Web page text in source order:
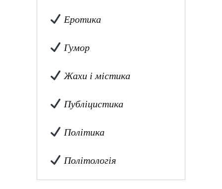
Еротика
Гумор
Жахи і містика
Публіцистика
Політика
Політологія